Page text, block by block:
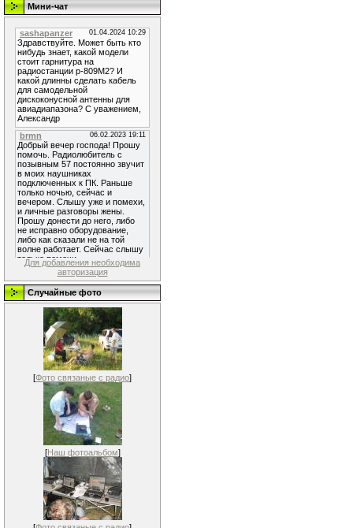
Мини-чат
Для добавления необходима
авторизация
Случайные фото
[Фото связаные с радио]
[Наш фотоальбом]